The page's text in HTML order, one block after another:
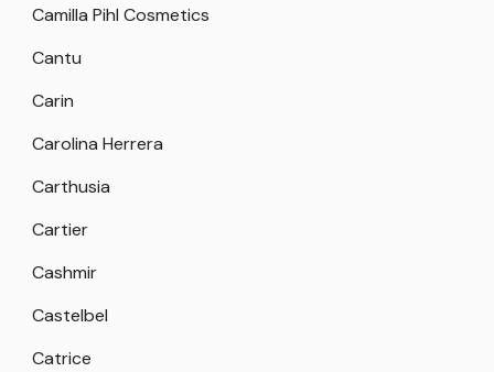
Camilla Pihl Cosmetics
Cantu
Carin
Carolina Herrera
Carthusia
Cartier
Cashmir
Castelbel
Catrice